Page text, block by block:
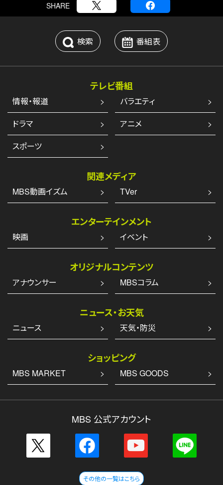
SHARE
検索 番組表
テレビ番組
情報・報道
バラエティ
ドラマ
アニメ
スポーツ
関連メディア
MBS動画イズム TVer
エンターテインメント
映画 イベント
オリジナルコンテンツ
アナウンサー MBSコラム
ニュース・お天気
ニュース 天気・防災
ショッピング
MBS MARKET MBS GOODS
MBS 公式アカウント
その他の一覧はこちら